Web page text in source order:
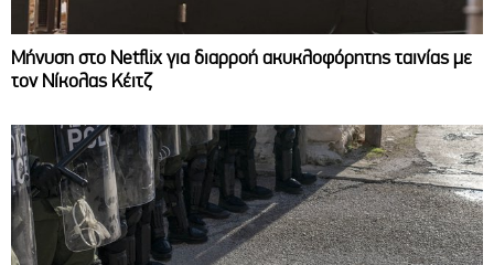
Μήνυση στο Netflix για διαρροή ακυκλοφόρητης ταινίας με
τον Νίκολας Κέιτζ